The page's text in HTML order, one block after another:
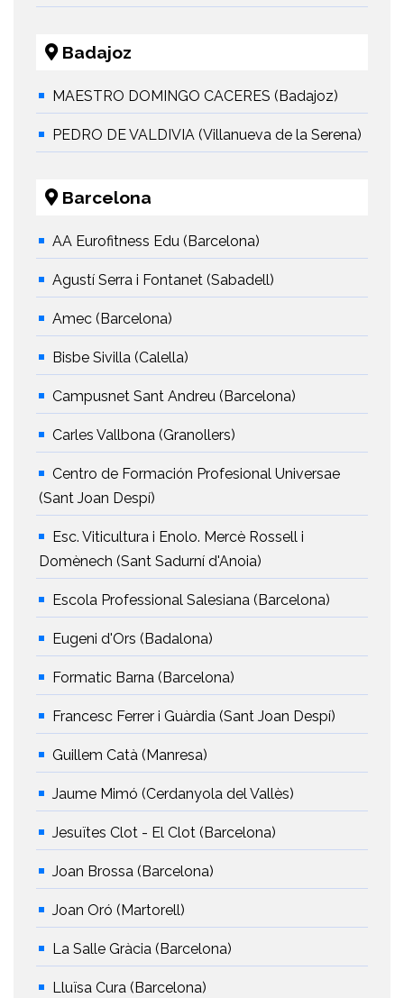
Badajoz
MAESTRO DOMINGO CACERES (Badajoz)
PEDRO DE VALDIVIA (Villanueva de la Serena)
Barcelona
AA Eurofitness Edu (Barcelona)
Agustí Serra i Fontanet (Sabadell)
Amec (Barcelona)
Bisbe Sivilla (Calella)
Campusnet Sant Andreu (Barcelona)
Carles Vallbona (Granollers)
Centro de Formación Profesional Universae
(Sant Joan Despí)
Esc. Viticultura i Enolo. Mercè Rossell i
Domènech (Sant Sadurní d'Anoia)
Escola Professional Salesiana (Barcelona)
Eugeni d'Ors (Badalona)
Formatic Barna (Barcelona)
Francesc Ferrer i Guàrdia (Sant Joan Despí)
Guillem Catà (Manresa)
Jaume Mimó (Cerdanyola del Vallès)
Jesuïtes Clot - El Clot (Barcelona)
Joan Brossa (Barcelona)
Joan Oró (Martorell)
La Salle Gràcia (Barcelona)
Lluïsa Cura (Barcelona)